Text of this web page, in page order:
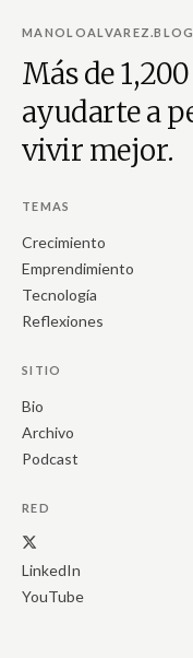
MANOLOALVAREZ.BLOG
Más de
ayudarte a
vivir mejor.
TEMAS
Crecimiento
Emprendimiento
Tecnología
Reflexiones
SITIO
Bio
Archivo
Podcast
RED
LinkedIn
YouTube